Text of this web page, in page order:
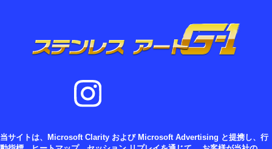
当サイトは、Microsoft Clarity および Microsoft Advertising と提携し、行